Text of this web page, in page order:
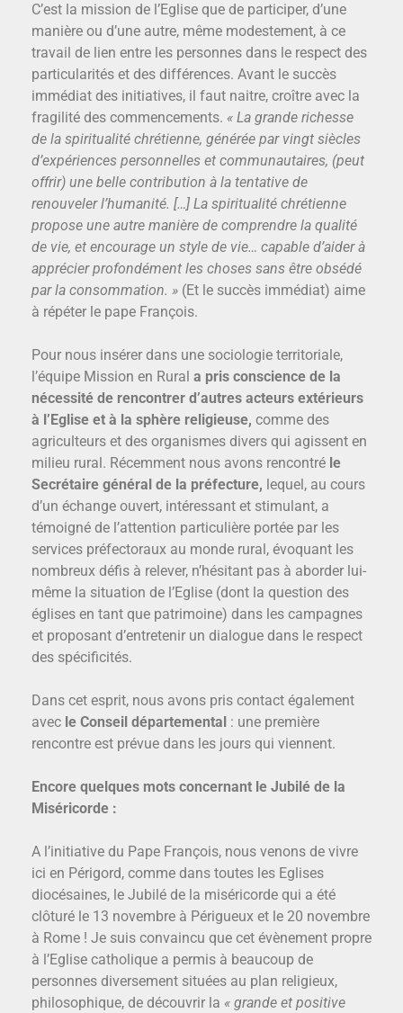
C’est la mission de l’Eglise que de participer, d’une
manière ou d’une autre, même modestement, à ce
travail de lien entre les personnes dans le respect des
particularités et des différences. Avant le succès
immédiat des initiatives, il faut naitre, croître avec la
fragilité des commencements. « La grande richesse
de la spiritualité chrétienne, générée par vingt siècles
d’expériences personnelles et communautaires, (peut
offrir) une belle contribution à la tentative de
renouveler l’humanité. […] La spiritualité chrétienne
propose une autre manière de comprendre la qualité
de vie, et encourage un style de vie… capable d’aider à
apprécier profondément les choses sans être obsédé
par la consommation. » (Et le succès immédiat) aime
à répéter le pape François.
Pour nous insérer dans une sociologie territoriale,
l’équipe Mission en Rural a pris conscience de la
nécessité de rencontrer d’autres acteurs extérieurs
à l’Eglise et à la sphère religieuse, comme des
agriculteurs et des organismes divers qui agissent en
milieu rural. Récemment nous avons rencontré le
Secrétaire général de la préfecture, lequel, au cours
d’un échange ouvert, intéressant et stimulant, a
témoigné de l’attention particulière portée par les
services préfectoraux au monde rural, évoquant les
nombreux défis à relever, n’hésitant pas à aborder lui-
même la situation de l’Eglise (dont la question des
églises en tant que patrimoine) dans les campagnes
et proposant d’entretenir un dialogue dans le respect
des spécificités.
Dans cet esprit, nous avons pris contact également
avec le Conseil départemental : une première
rencontre est prévue dans les jours qui viennent.
Encore quelques mots concernant le Jubilé de la
Miséricorde :
A l’initiative du Pape François, nous venons de vivre
ici en Périgord, comme dans toutes les Eglises
diocésaines, le Jubilé de la miséricorde qui a été
clôturé le 13 novembre à Périgueux et le 20 novembre
à Rome ! Je suis convaincu que cet évènement propre
à l’Eglise catholique a permis à beaucoup de
personnes diversement situées au plan religieux,
philosophique, de découvrir la « grande et positive